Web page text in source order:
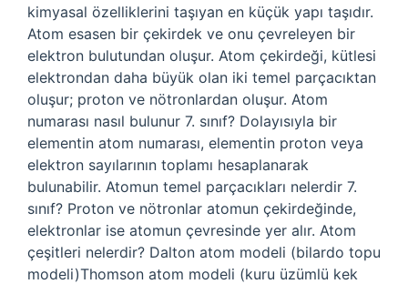
kimyasal özelliklerini taşıyan en küçük yapı taşıdır.
Atom esasen bir çekirdek ve onu çevreleyen bir
elektron bulutundan oluşur. Atom çekirdeği, kütlesi
elektrondan daha büyük olan iki temel parçacıktan
oluşur; proton ve nötronlardan oluşur. Atom
numarası nasıl bulunur 7. sınıf? Dolayısıyla bir
elementin atom numarası, elementin proton veya
elektron sayılarının toplamı hesaplanarak
bulunabilir. Atomun temel parçacıkları nelerdir 7.
sınıf? Proton ve nötronlar atomun çekirdeğinde,
elektronlar ise atomun çevresinde yer alır. Atom
çeşitleri nelerdir? Dalton atom modeli (bilardo topu
modeli)Thomson atom modeli (kuru üzümlü kek